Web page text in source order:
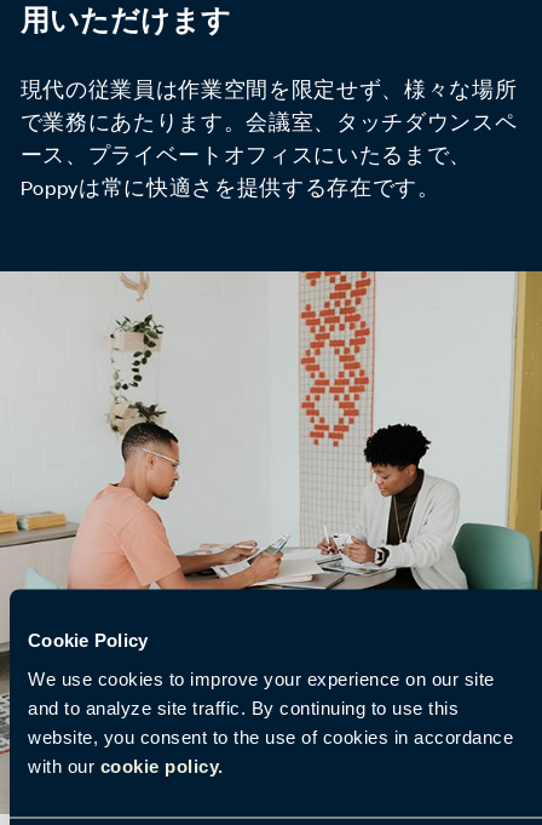
Cookie Policy
We use cookies to improve your experience on our site
and to analyze site traffic. By continuing to use this
website, you consent to the use of cookies in accordance
with our cookie policy.
用いただけます
現代の従業員は作業空間を限定せず、様々な場所
で業務にあたります。会議室、タッチダウンスペ
ース、プライベートオフィスにいたるまで、
Poppyは常に快適さを提供する存在です。